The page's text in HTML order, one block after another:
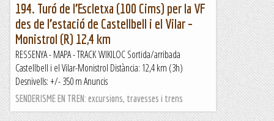
194. Turó de l’Escletxa (100 Cims) per la VF
des de l’estació de Castellbell i el Vilar –
Monistrol (R) 12,4 km
RESSENYA - MAPA - TRACK WIKILOC Sortida/arribada
Castellbell i el Vilar-Monistrol Distància: 12,4 km (3h)
Desnivells: +/- 350 m Anuncis
SENDERISME EN TREN: excursions, travesses i trens